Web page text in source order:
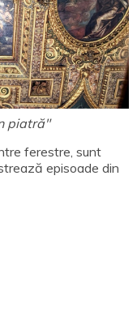
piatră"
ferestre, sunt
episoade din